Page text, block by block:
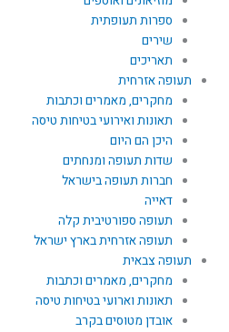
ספרות תעופתית
שירים
תאריכים
תעופה אזרחית
מחקרים, מאמרים וכתבות
תאונות ואירועי בטיחות טיסה
היכן הם היום
שדות תעופה ומנחתים
חברות תעופה בישראל
דאייה
תעופה ספורטיבית קלה
תעופה אזרחית בארץ ישראל
תעופה צבאית
מחקרים, מאמרים וכתבות
תאונות וארועי בטיחות טיסה
אובדן מטוסים בקרב